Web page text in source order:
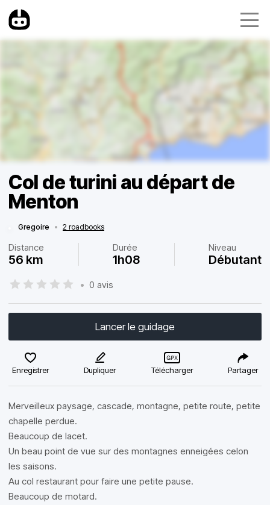
Col de turini au départ de
Menton
Gregoire • 2 roadbooks
Distance
56 km
Durée
1h08
Niveau
Débutant
• 0 avis
Lancer le guidage
Enregistrer Dupliquer Télécharger Partager
Merveilleux paysage, cascade, montagne, petite route, petite
chapelle perdue.
Beaucoup de lacet.
Un beau point de vue sur des montagnes enneigées celon
les saisons.
Au col restaurant pour faire une petite pause.
Beaucoup de motard.